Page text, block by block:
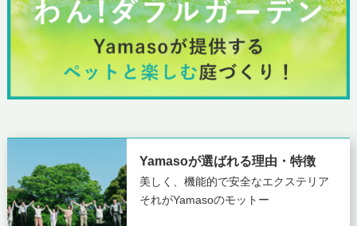
Yamasoが選ばれる理由・特徴
美しく、機能的で安全なエクステリア
それがYamasoのモットー